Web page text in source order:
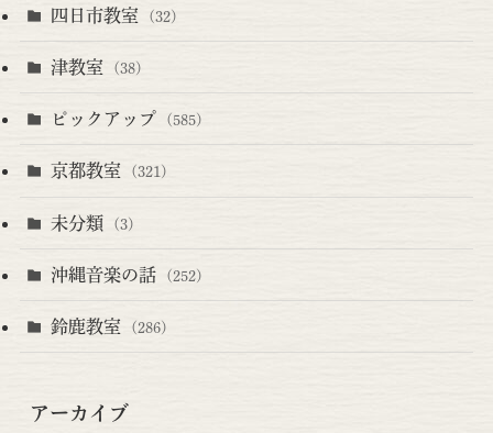
四日市教室 (32)
津教室 (38)
ピックアップ (585)
京都教室 (321)
未分類 (3)
沖縄音楽の話 (252)
鈴鹿教室 (286)
アーカイブ